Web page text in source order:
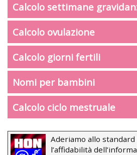
Calcolo settimane
Calcolo ovulazione
Calcolo giorni fertili
Nomi per bambini
Calcolo ciclo mestruale
Aderiamo allo
l’affidabilità